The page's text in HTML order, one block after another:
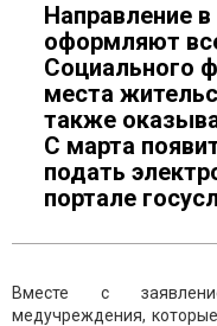
Направление
оформляют
Социального
места
также
С марта
подать
портале
Вместе с
медучреждения,